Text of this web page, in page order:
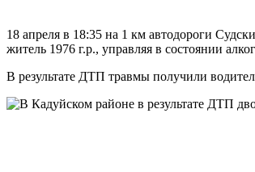
18 апреля в 18:35 на 1 км автодороги
житель 1976 г.р., управляя в состоянии
В результате ДТП травмы получили